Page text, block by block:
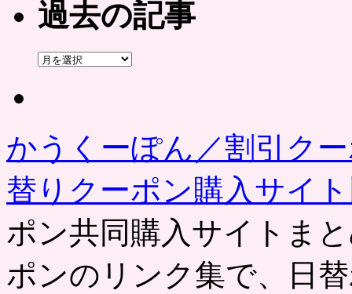
過去の記事
過
かうくーぽん／割引ク
替りクーポン購入サイ
ポン共同購入サイトま
ポンのリンク集で、日